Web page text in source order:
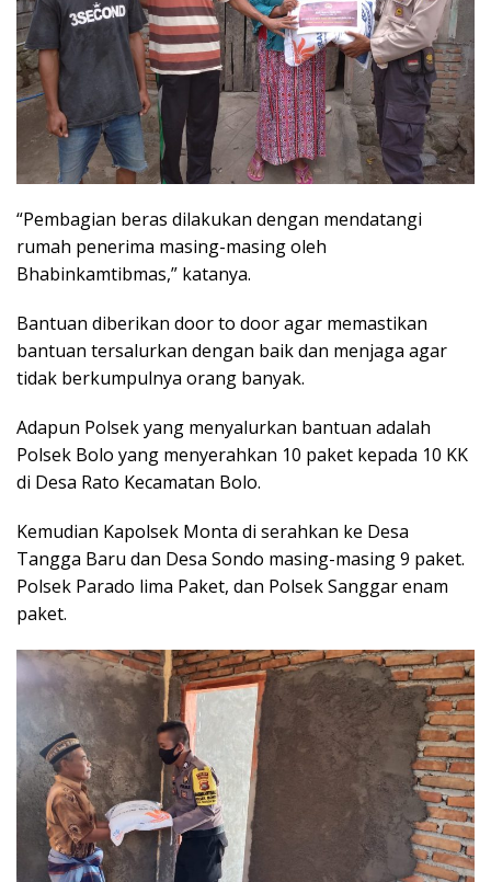
“Pembagian beras dilakukan dengan mendatangi
rumah penerima masing-masing oleh
Bhabinkamtibmas,” katanya.
Bantuan diberikan door to door agar memastikan
bantuan tersalurkan dengan baik dan menjaga agar
tidak berkumpulnya orang banyak.
Adapun Polsek yang menyalurkan bantuan adalah
Polsek Bolo yang menyerahkan 10 paket kepada 10 KK
di Desa Rato Kecamatan Bolo.
Kemudian Kapolsek Monta di serahkan ke Desa
Tangga Baru dan Desa Sondo masing-masing 9 paket.
Polsek Parado lima Paket, dan Polsek Sanggar enam
paket.